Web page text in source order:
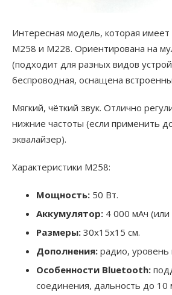
Интересная модель, которая
М258 и М228. Ориентирована на
(подходит для разных видов
беспроводная, оснащена
Мягкий, чёткий звук. Отлично
нижние частоты (если применить
эквалайзер).
Характеристики M258:
Мощность: 50 Вт.
Аккумулятор: 4 000 мАч (или
Размеры: 30х15х15 см.
Дополнения: радио, уровень
Особенности Bluetooth:
соединения, дальность до 10